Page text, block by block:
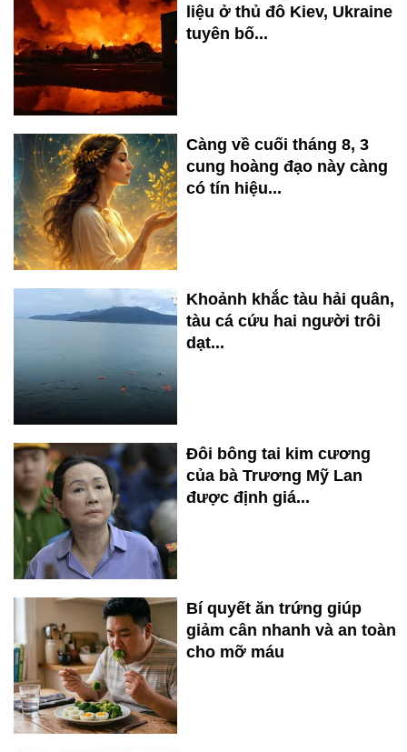
liệu ở thủ đô Kiev, Ukraine
tuyên bố...
Càng về cuối tháng 8, 3
cung hoàng đạo này càng
có tín hiệu...
Khoảnh khắc tàu hải quân,
tàu cá cứu hai người trôi
dạt...
Đôi bông tai kim cương
của bà Trương Mỹ Lan
được định giá...
Bí quyết ăn trứng giúp
giảm cân nhanh và an toàn
cho mỡ máu